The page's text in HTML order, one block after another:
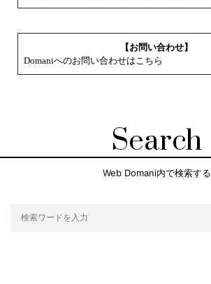
【お問い合わせ】
Domaniへのお問い合わせはこちら
Search
Web Domani内で検索する